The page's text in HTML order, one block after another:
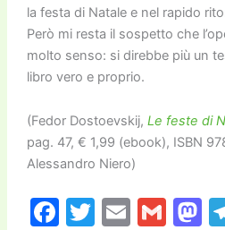
la festa di Natale e nel rapido
Però mi resta il sospetto che
molto senso: si direbbe più un
libro vero e proprio.
(Fedor Dostoevskij, Le feste di
pag. 47, € 1,99 (ebook), ISBN
Alessandro Niero)
F T E G